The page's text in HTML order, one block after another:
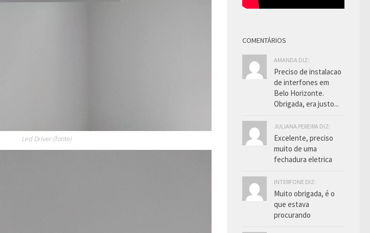
Led Driver (fonte)
COMENTÁRIOS
AMANDA DIZ:
Preciso de instalacao
de interfones em
Belo Horizonte.
Obrigada, era justo...
JULIANA PEREIRA DIZ:
Excelente, preciso
muito de uma
fechadura eletrica
INTERFONE DIZ:
Muito obrigada, é o
que estava
procurando